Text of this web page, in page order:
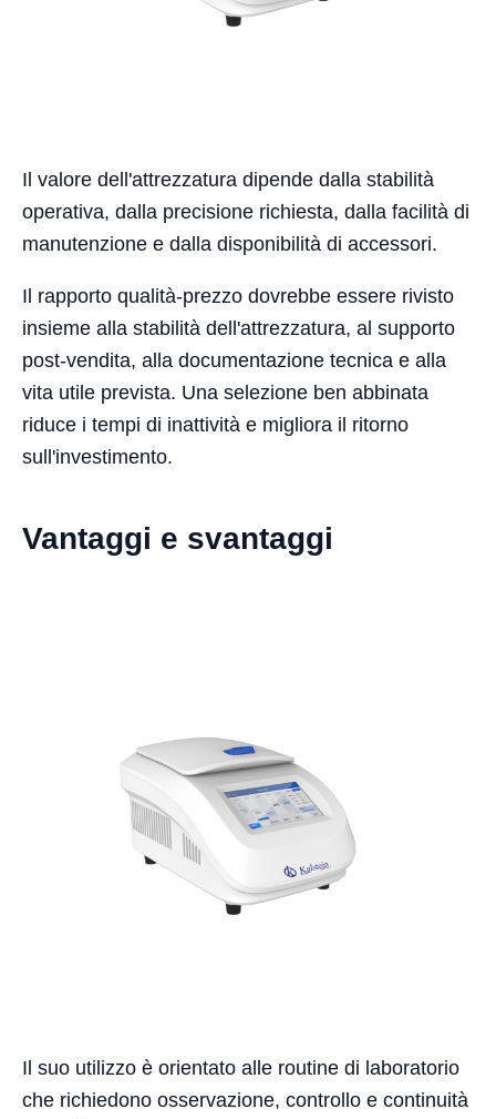
Il valore dell'attrezzatura dipende dalla stabilità
operativa, dalla precisione richiesta, dalla facilità di
manutenzione e dalla disponibilità di accessori.
Il rapporto qualità-prezzo dovrebbe essere rivisto
insieme alla stabilità dell'attrezzatura, al supporto
post-vendita, alla documentazione tecnica e alla
vita utile prevista. Una selezione ben abbinata
riduce i tempi di inattività e migliora il ritorno
sull'investimento.
Vantaggi e svantaggi
Il suo utilizzo è orientato alle routine di laboratorio
che richiedono osservazione, controllo e continuità